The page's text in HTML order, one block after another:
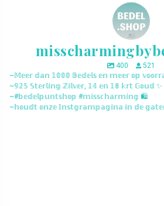
400
521
~𝕄𝕖𝕖𝕣 𝕕𝕒𝕟 𝟙𝟘𝟘𝟘 𝔹𝕖𝕕𝕖𝕝𝕤 𝕖𝕟 𝕞𝕖𝕖𝕣 𝕠𝕡
~𝟡𝟚𝟝 𝕊𝕥𝕖𝕣𝕝𝕚𝕟𝕘 ℤ𝕚𝕝𝕧𝕖𝕣, 𝟙𝟜 𝕖𝕟 𝟙𝟠 𝕜𝕣𝕥 𝔾𝕠𝕦𝕕 ✨
~#𝕓𝕖𝕕𝕖𝕝𝕡𝕦𝕟𝕥𝕤𝕙𝕠𝕡 #𝕞𝕚𝕤𝕤𝕔𝕙𝕒𝕣𝕞𝕚𝕟𝕘 🛍️
~𝕙𝕠𝕦𝕕𝕥 𝕠𝕟𝕫𝕖 𝕀𝕟𝕤𝕥𝕘𝕣𝕒𝕞𝕡𝕒𝕘𝕚𝕟𝕒 𝕚𝕟 𝕕𝕖 𝕘𝕒𝕥𝕖𝕟